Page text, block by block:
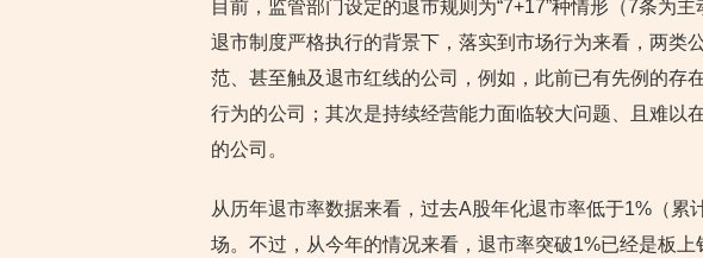
目前，监管部门设定的退市规则为“7+17”种情形（7条为
退市制度严格执行的背景下，落实到市场行为来看，两类
范、甚至触及退市红线的公司，例如，此前已有先例的存
行为的公司；其次是持续经营能力面临较大问题、且难以
的公司。
从历年退市率数据来看，过去A股年化退市率低于1%（累
场。不过，从今年的情况来看，退市率突破1%已经是板